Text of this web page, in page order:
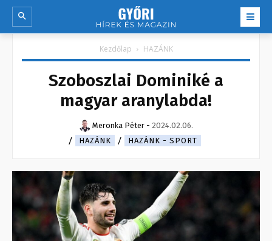
Kezdőlap HAZÁNK
Szoboszlai Dominiké a
magyar aranylabda!
Meronka Péter - 2024.02.06.
HAZÁNK
HAZÁNK - SPORT